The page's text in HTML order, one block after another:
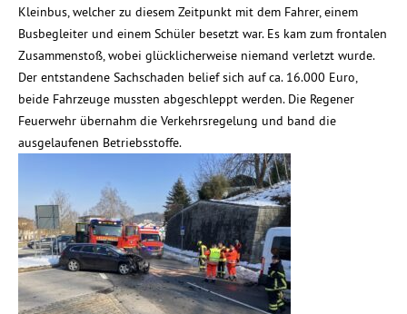
Kleinbus, welcher zu diesem Zeitpunkt mit dem Fahrer, einem
Busbegleiter und einem Schüler besetzt war. Es kam zum frontalen
Zusammenstoß, wobei glücklicherweise niemand verletzt wurde.
Der entstandene Sachschaden belief sich auf ca. 16.000 Euro,
beide Fahrzeuge mussten abgeschleppt werden. Die Regener
Feuerwehr übernahm die Verkehrsregelung und band die
ausgelaufenen Betriebsstoffe.